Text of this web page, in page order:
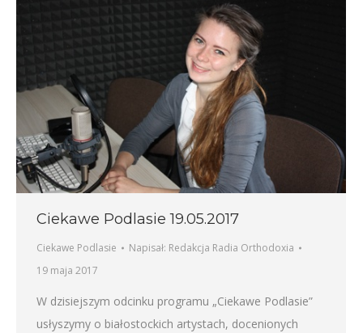
Ciekawe Podlasie 19.05.2017
Ciekawe Podlasie Napisał: Redakcja Radia Orthodoxia
19 maja 2017
W dzisiejszym odcinku programu „Ciekawe Podlasie”
usłyszymy o białostockich artystach, docenionych